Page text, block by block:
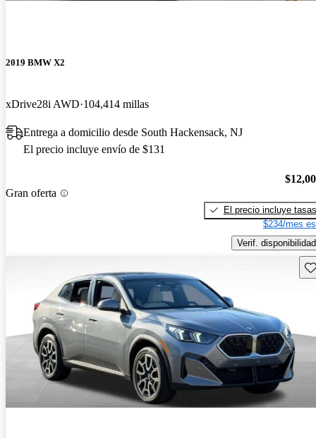
2019 BMW X2
xDrive28i AWD 104,414 millas
Entrega a domicilio desde South Hackensack, NJ
El precio incluye envío de $131
Gran oferta
El precio incluye tasas
$234/mes
Verif. disponibilidad